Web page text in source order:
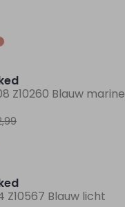
Z10260 Blauw marine
Z10567 Blauw licht